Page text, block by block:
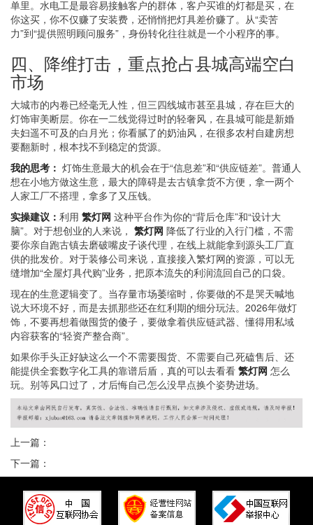
单里。水电工是最容易接触客户的群体，客户买谁的灯都是买，在
你这买，你不仅赚了安装费，还悄悄把灯具差价赚了。从“卖苦
力”到“提供照明顾问服务”，身份转化往往就是一个小程序的事。
四、降维打击，重点抢占县城高端空白
市场
大城市的内卷已经毫无人性，但三四线城市甚至县城，存在巨大的
灯饰审美断层。你在一二线觉得过时的轻奢风，在县城可能是新婚
夫妇遥不可及的白月光；你看腻了的奶油风，在很多农村自建房想
要翻新时，根本找不到稳定的货源。
我的思考： 灯饰生意最大的机会在于“信息差”和“供应链差”。普通人
想在小地方做这生意，最大的障碍是去古镇拿货不方便，拿一两个
人家工厂不搭理，拿多了又压钱。
实操建议： 利用 繁灯网 这种平台作为你的“背后仓库”和“设计大
脑”。对于想创业的人来说， 繁灯网 降低了行业的入行门槛，不需
要你亲自跑古镇去磨破嘴皮子谈代理，在线上就能拿到源头工厂直
供的批发价。对于装修公司来说，直接接入繁灯网的资源，可以无
缝增加“全屋灯具代购”业务，把原本流失的利润流回自己的口袋。
现在的生意逻辑变了。当存量市场萎缩时，你要做的不是哭天喊地
说大环境不好，而是去抓那些还在红利期的细分玩法。2026年做灯
饰，不要再想着做囤货的傻子，要做拿着供应链武器、懂得用私域
内容获客的“轻资产整合商”。
如果你手头正好缺这么一个不需要囤货、不需要自己死磕售后、还
能提供全套数字化工具的靠谱后盾，真的可以去看看 繁灯网 怎么
玩。别等风口过了，才后悔自己怎么没早点换个姿势进场。
上一篇：
下一篇：